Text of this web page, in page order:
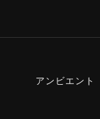
アンビエント